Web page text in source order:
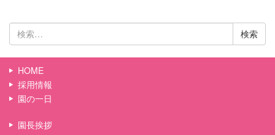
検
索:
HOME
採用情報
園の一日
園長挨拶